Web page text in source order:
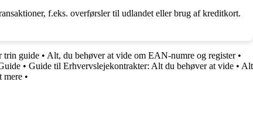
f.eks. overførsler til udlandet eller brug af kreditkort.
trin guide • Alt, du behøver at vide om EAN-numre og register•
• Guide til Erhvervslejekontrakter: Alt du behøver at vide • Alt
mere •